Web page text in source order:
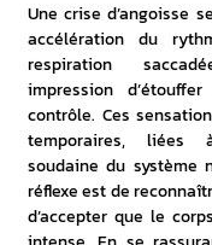
Une crise d’angoisse
accélération du
respiration
impression
contrôle. Ces
temporaires, liées
soudaine du système
réflexe est de
d’accepter que le